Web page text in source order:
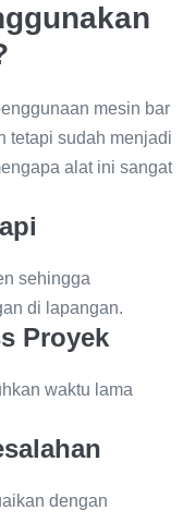
mesin bar
tetapi sudah menjadi
alat ini sangat
sehingga
di lapangan.
Proyek
waktu lama
dengan